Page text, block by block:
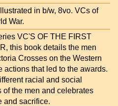
in b/w, 8vo. VCs of
War.
VC'S OF THE FIRST
this book details the men
Crosses on the Western
actions that led to the awards.
racial and social
of the men and celebrates
and sacrifice.